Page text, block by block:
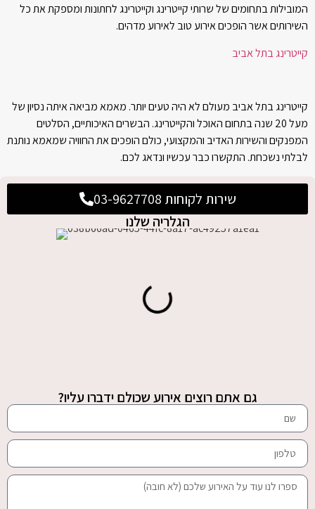
שירות לקוחות 03-9627708
הגלריה שלנו
גם אתם רוצים אירוע שכולם ידברו עליו?
המובילות בתחומים של שרותי קייטרינג וקייטרינג לחתונות ומספקת את כל
השירותים אשר הופכים אירוע טוב לאירוע מדהים.
קייטרינג בתל אביב
קייטרינג בתל אביב מעולם לא היה טעים יותר. מאמא מביאה איתה נסיון של
מעל 20 שנה בתחום האוכל והקייטרינג. הבשרים האיכותיים, הסלטים
המפנקים והשירות האדיב והמקצועי, כולם הופכים את החוויה שמאמא נותנת
לבלתי נשכחת. התקשרו כבר עכשיו ונדאג לכם.